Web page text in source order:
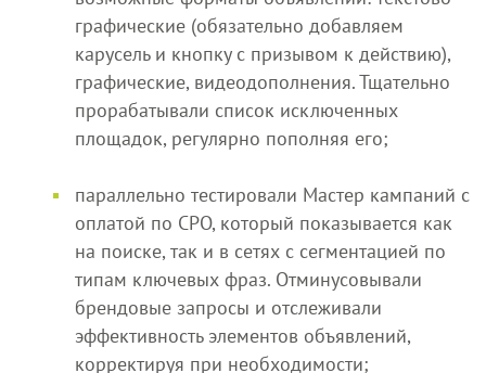
графические (обязательно добавляем
карусель и кнопку с призывом к действию),
графические, видеодополнения. Тщательно
прорабатывали список исключенных
площадок, регулярно пополняя его;
параллельно тестировали Мастер кампаний с
оплатой по CPO, который показывается как
на поиске, так и в сетях с сегментацией по
типам ключевых фраз. Отминусовывали
брендовые запросы и отслеживали
эффективность элементов объявлений,
корректируя при необходимости;